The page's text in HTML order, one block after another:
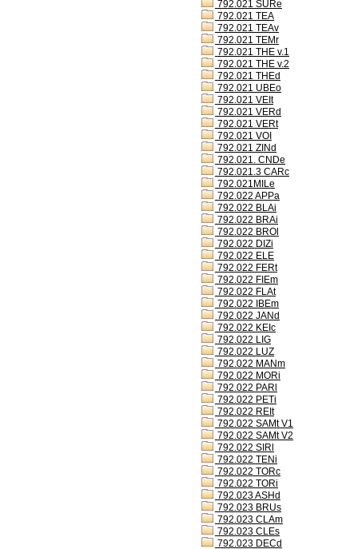
792.021 SURe
792.021 TEA
792.021 TEAv
792.021 TEMr
792.021 THE v.1
792.021 THE v.2
792.021 THEd
792.021 UBEo
792.021 VEIt
792.021 VERd
792.021 VERt
792.021 VOI
792.021 ZINd
792.021. CNDe
792.021.3 CARc
792.021MILe
792.022 APPa
792.022 BLAi
792.022 BRAi
792.022 BROl
792.022 DIZi
792.022 ELE
792.022 FERt
792.022 FIEm
792.022 FLAt
792.022 IBEm
792.022 JANd
792.022 KEIc
792.022 LIG
792.022 LUZ
792.022 MANm
792.022 MORi
792.022 PARl
792.022 PETi
792.022 REIt
792.022 SAMt V1
792.022 SAMt V2
792.022 SIRl
792.022 TENi
792.022 TORc
792.022 TORi
792.023 ASHd
792.023 BRUs
792.023 CLAm
792.023 CLEs
792.023 DECd